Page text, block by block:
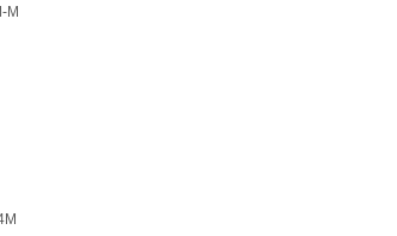
M